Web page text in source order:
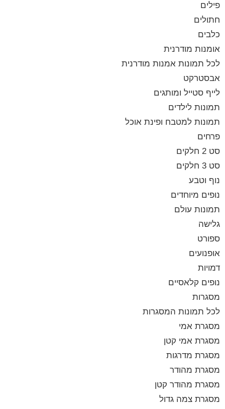
פילים
חתולים
כלבים
אומנות מודרנית
לכל תמונות אמנות מודרנית
אבסטרקט
לייף סטייל ומותגים
תמונות לילדים
תמונות למטבח ופינת אוכל
פרחים
סט 2 חלקים
סט 3 חלקים
נוף וטבע
נופים מיוחדים
תמונות עולם
גלישה
ספורט
אופנועים
דמויות
נופים קלאסיים
מסגרות
לכל תמונות המסגרות
מסגרת אמי
מסגרת אמי קטן
מסגרת מדרגות
מסגרת מהודר
מסגרת מהודר קטן
מסגרת צמה גדול